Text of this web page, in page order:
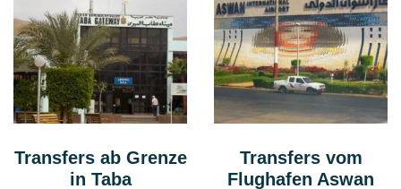
Transfers ab Grenze
in Taba
Transfers vom
Flughafen Aswan